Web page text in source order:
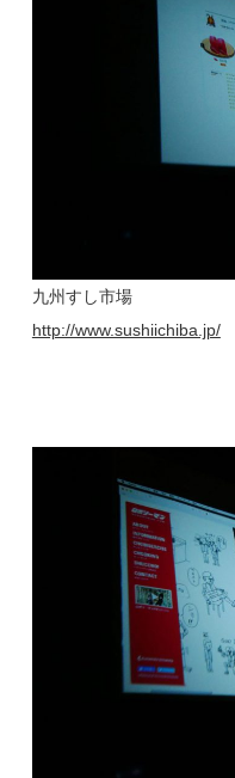
九州すし市場
http://www.sushiichiba.jp/